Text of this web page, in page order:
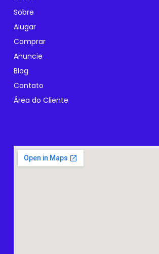
Sobre
Alugar
Comprar
Anuncie
Blog
Contato
Área do Cliente